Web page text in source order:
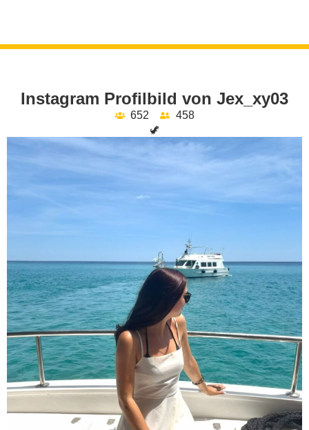
Instagram Profilbild von Jex_xy03
652 458
🦖